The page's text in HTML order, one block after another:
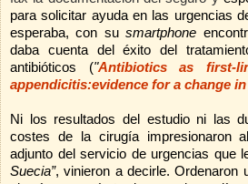
para solicitar ayuda en las urgencias
esperaba, con susmartphone
daba cuenta del éxito del
antibióticos ("Antibiotics as first-
appendicitis:evidence for a change
Ni los resultados del estudio ni las
costes de la cirugía impresionaron
adjunto del servicio de urgencias que
Suecia”, vinieron a decirle. Ordenaron